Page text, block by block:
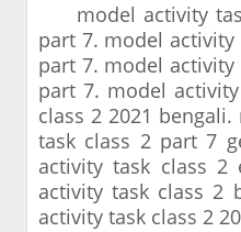
model activity
part 7. model
part 7. model
part 7. model
class 2 2021
task class 2 part 7
activity task class
activity task class 2
activity task class 2